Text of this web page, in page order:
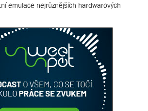
emulace nejrůznějších hardwarových